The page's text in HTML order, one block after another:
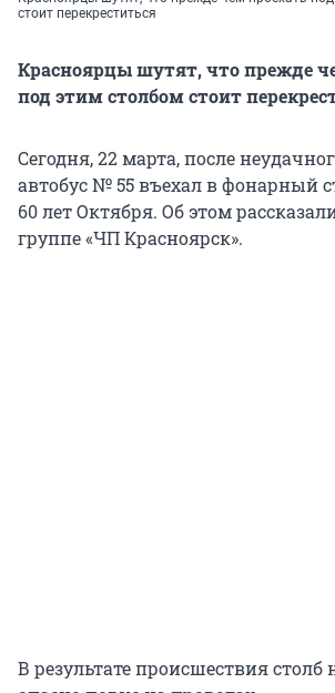
стоит перекреститься
Красноярцы шутят, что прежде
под этим столбом стоит
Сегодня, 22 марта, после
автобус № 55 въехал в фонарный
60 лет Октября. Об этом
группе «ЧП Красноярск».
В результате происшествия столб